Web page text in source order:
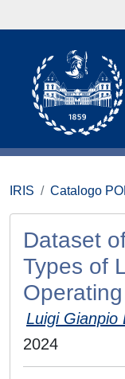
IRIS Catalogo
Dataset
Types of
Luigi Gianpio
2024